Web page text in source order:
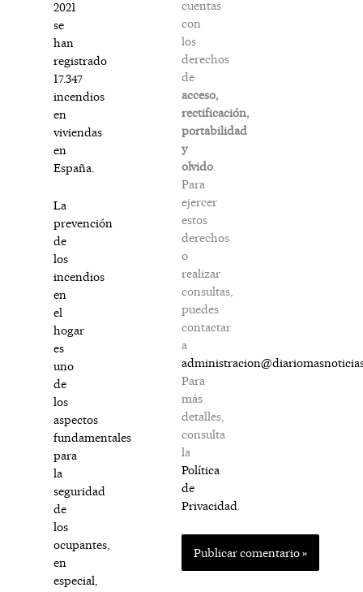
2021
se
han
registrado
17.347
incendios
en
viviendas
en
España.
La
prevención
de
los
incendios
en
el
hogar
es
uno
de
los
aspectos
fundamentales
para
la
seguridad
de
los
ocupantes,
en
especial,
cuentas
con
los
derechos
de
acceso,
rectificación,
portabilidad
y
olvido.
Para
ejercer
estos
derechos
o
realizar
consultas,
puedes
contactar
a
Para
más
detalles,
consulta
la
Política
de
Privacidad